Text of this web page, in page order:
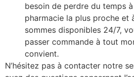
besoin de perdre du temps
pharmacie la plus proche et
sommes disponibles 24/7,
passer commande à tout
convient.
N’hésitez pas à contacter notre